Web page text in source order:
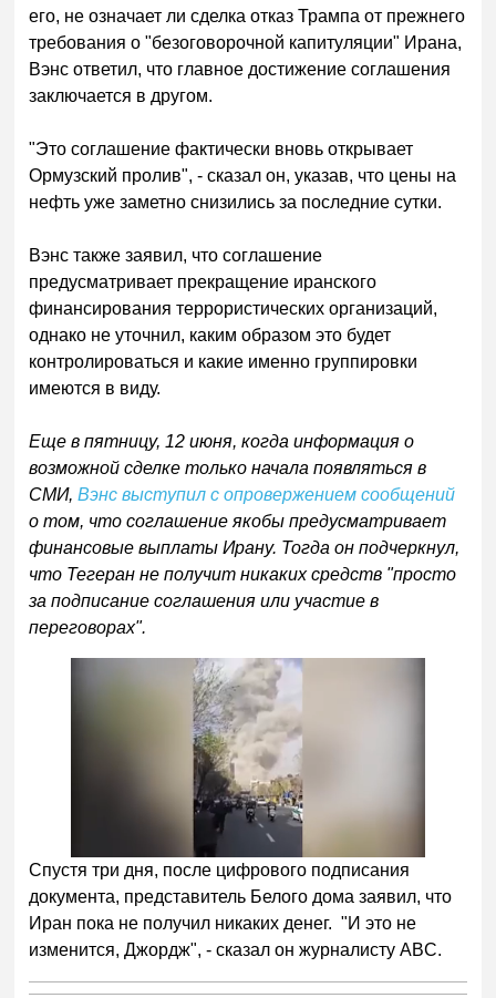
его, не означает ли сделка отказ Трампа от прежнего
требования о "безоговорочной капитуляции" Ирана,
Вэнс ответил, что главное достижение соглашения
заключается в другом.
"Это соглашение фактически вновь открывает
Ормузский пролив", - сказал он, указав, что цены на
нефть уже заметно снизились за последние сутки.
Вэнс также заявил, что соглашение
предусматривает прекращение иранского
финансирования террористических организаций,
однако не уточнил, каким образом это будет
контролироваться и какие именно группировки
имеются в виду.
Еще в пятницу, 12 июня, когда информация о
возможной сделке только начала появляться в
СМИ,Вэнс выступил с опровержением сообщений
о том, что соглашение якобы предусматривает
финансовые выплаты Ирану. Тогда он подчеркнул,
что Тегеран не получит никаких средств "просто
за подписание соглашения или участие в
переговорах".
Спустя три дня, после цифрового подписания
документа, представитель Белого дома заявил, что
Иран пока не получил никаких денег. "И это не
изменится, Джордж", - сказал он журналисту ABC.